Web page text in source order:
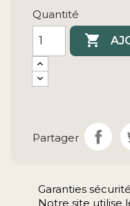
Quantité

Partager
Garanties sécurité
Notre site utilise